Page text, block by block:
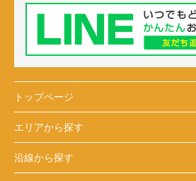
トップページ
エリアから探す
沿線から探す